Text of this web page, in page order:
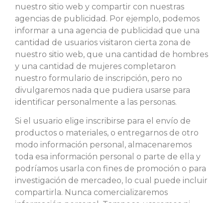
nuestro sitio web y compartir con nuestras
agencias de publicidad. Por ejemplo, podemos
informar a una agencia de publicidad que una
cantidad de usuarios visitaron cierta zona de
nuestro sitio web, que una cantidad de hombres
y una cantidad de mujeres completaron
nuestro formulario de inscripción, pero no
divulgaremos nada que pudiera usarse para
identificar personalmente a las personas.
Si el usuario elige inscribirse para el envío de
productos o materiales, o entregarnos de otro
modo información personal, almacenaremos
toda esa información personal o parte de ella y
podríamos usarla con fines de promoción o para
investigación de mercadeo, lo cual puede incluir
compartirla. Nunca comercializaremos